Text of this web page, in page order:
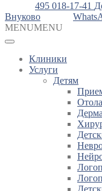
495 018-17-41
Внуково
MENUMENU
Клиники
Услуги
Детям